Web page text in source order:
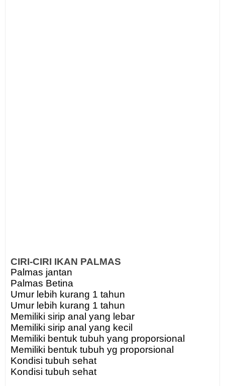
CIRI-CIRI IKAN PALMAS
Palmas jantan
Palmas Betina
Umur lebih kurang 1 tahun
Umur lebih kurang 1 tahun
Memiliki sirip anal yang lebar
Memiliki sirip anal yang kecil
Memiliki bentuk tubuh yang proporsional
Memiliki bentuk tubuh yg proporsional
Kondisi tubuh sehat
Kondisi tubuh sehat